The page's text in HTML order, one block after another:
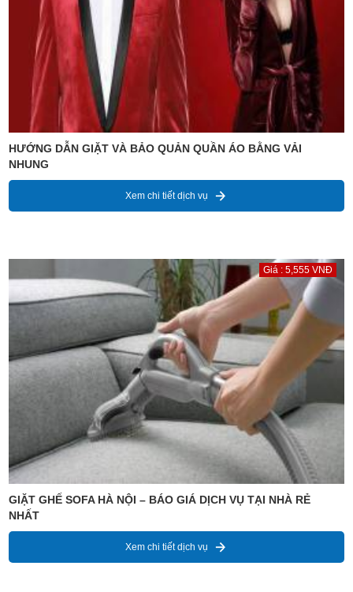
HƯỚNG DẪN GIẶT VÀ BẢO QUẢN QUẦN ÁO BẰNG VẢI
NHUNG
Xem chi tiết dịch vụ
Giá : 5,555 VNĐ
GIẶT GHẾ SOFA HÀ NỘI – BÁO GIÁ DỊCH VỤ TẠI NHÀ RẺ
NHẤT
Xem chi tiết dịch vụ